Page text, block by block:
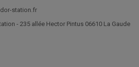
station.fr
- 235 allée Hector Pintus 06610 La Gaude